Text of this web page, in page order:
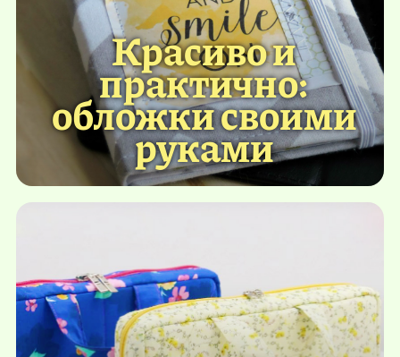
Красиво и
практично:
обложки своими
руками